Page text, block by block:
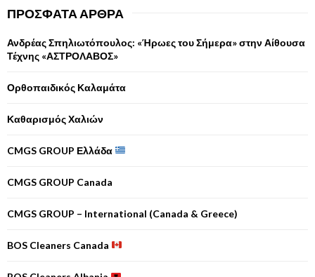
ΠΡΌΣΦΑΤΑ ΆΡΘΡΑ
Ανδρέας Σπηλιωτόπουλος: «Ήρωες του Σήμερα» στην Αίθουσα
Τέχνης «ΑΣΤΡΟΛΑΒΟΣ»
Ορθοπαιδικός Καλαμάτα
Καθαρισμός Χαλιών
CMGS GROUP Ελλάδα
CMGS GROUP Canada
CMGS GROUP – International (Canada & Greece)
BOS Cleaners Canada